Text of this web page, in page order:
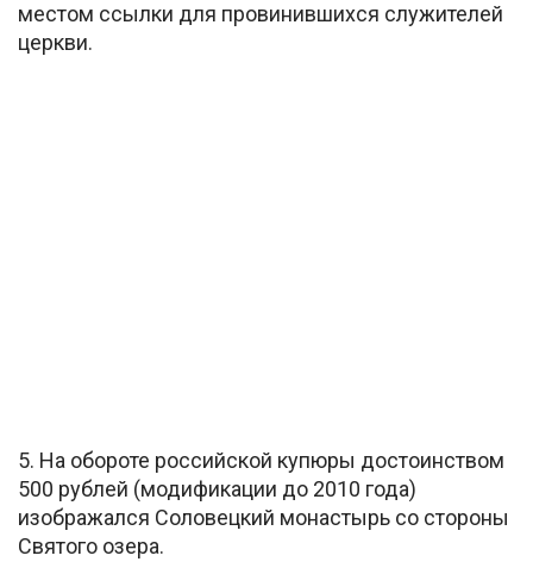
местом ссылки для провинившихся служителей
церкви.
5. На обороте российской купюры достоинством
500 рублей (модификации до 2010 года)
изображался Соловецкий монастырь со стороны
Святого озера.